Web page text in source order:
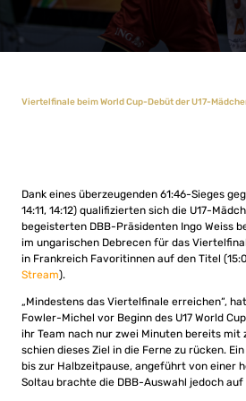
Viertelfinale beim World Cup-Debüt der U17-
Dank eines überzeugenden 61:46-Sieges
14:11, 14:12) qualifizierten sich die U17-
begeisterten DBB-Präsidenten Ingo Weiss
im ungarischen Debrecen für das
in Frankreich Favoritinnen auf den Titel
Stream).
„Mindestens das Viertelfinale erreichen“,
Fowler-Michel vor Beginn des U17 World
ihr Team nach nur zwei Minuten bereits mit
schien dieses Ziel in die Ferne zu rücken.
bis zur Halbzeitpause, angeführt von einer
Soltau brachte die DBB-Auswahl jedoch auf